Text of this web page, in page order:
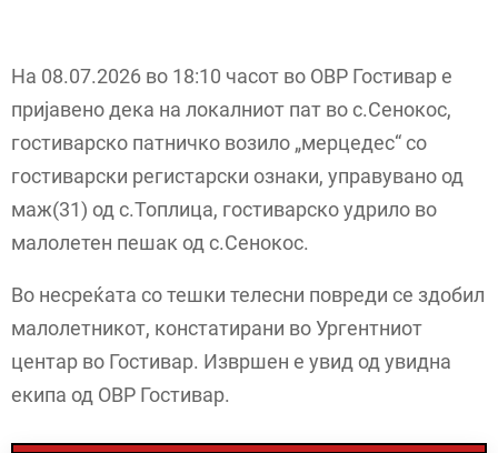
На 08.07.2026 во 18:10 часот во ОВР Гостивар е
пријавено дека на локалниот пат во с.Сенокос,
гостиварско патничко возило „мерцедес“ со
гостиварски регистарски ознаки, управувано од
маж(31) од с.Топлица, гостиварско удрило во
малолетен пешак од с.Сенокос.
Во несреќата со тешки телесни повреди се здобил
малолетникот, констатирани во Ургентниот
центар во Гостивар. Извршен е увид од увидна
екипа од ОВР Гостивар.